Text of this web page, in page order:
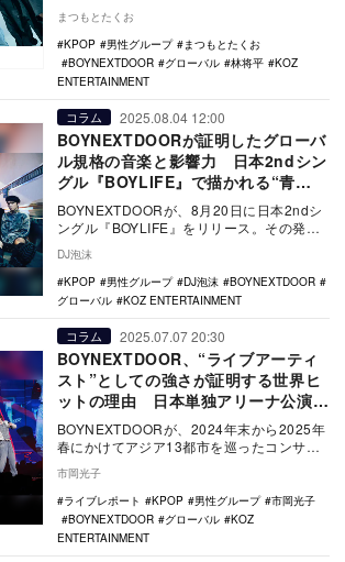
ンドでは…
まつもとたくお
KPOP
男性グループ
まつもとたくお
BOYNEXTDOOR
グローバル 林将平
KOZ
ENTERTAINMENT
コラム 2025.08.04 12:00
BOYNEXTDOORが証明したグローバ
ル規格の音楽と影響力 日本2ndシン
グル『BOYLIFE』で描かれる“青
春”への期待
BOYNEXTDOORが、8月20日に日本2ndシ
ングル『BOYLIFE』をリリース。その発売
DJ泡沫
KPOP
男性グループ DJ泡沫
BOYNEXTDOOR
グローバル
KOZ ENTERTAINMENT
コラム 2025.07.07 20:30
BOYNEXTDOOR、“ライブアーティ
スト”としての強さが証明する世界ヒ
ットの理由 日本単独アリーナ公演を
観て
BOYNEXTDOORが、2024年末から2025年
春にかけてアジア13都市を巡ったコンサー
トツアーのアンコール公演として日本で…
市岡光子
ライブレポート
KPOP 男性グループ
市岡光子
BOYNEXTDOOR
グローバル
KOZ
ENTERTAINMENT